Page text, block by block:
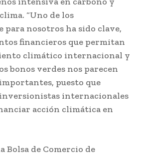
“Uno de los
para nosotros ha sido clave,
financieros que permitan
climático internacional y
bonos verdes nos parecen
puesto que
internacionales
acción climática en
Bolsa de Comercio de